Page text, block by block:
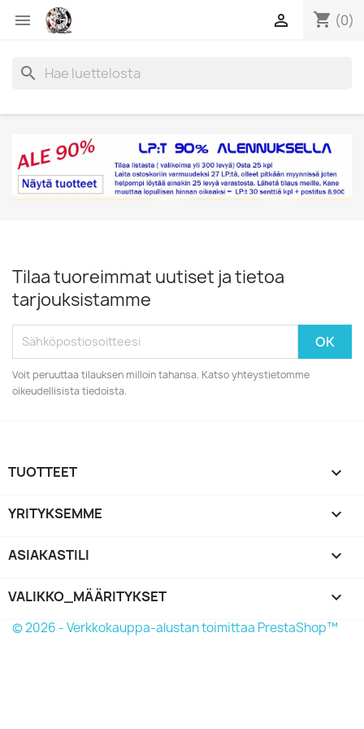
 shopping_cart (0)

search
Tilaa tuoreimmat uutiset ja tietoa
tarjouksistamme
Voit peruuttaa tilauksen milloin tahansa. Katso yhteystietomme
oikeudellisista tiedoista.
TUOTTEET 
YRITYKSEMME 
ASIAKASTILI 
VALIKKO_MÄÄRITYKSET keyboard_arrow_down
© 2026 - Verkkokauppa-alustan toimittaa PrestaShop™